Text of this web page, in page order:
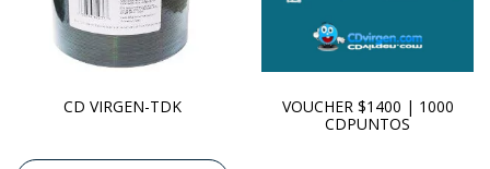
CD VIRGEN-TDK
VOUCHER $1400 | 1000
CDPUNTOS